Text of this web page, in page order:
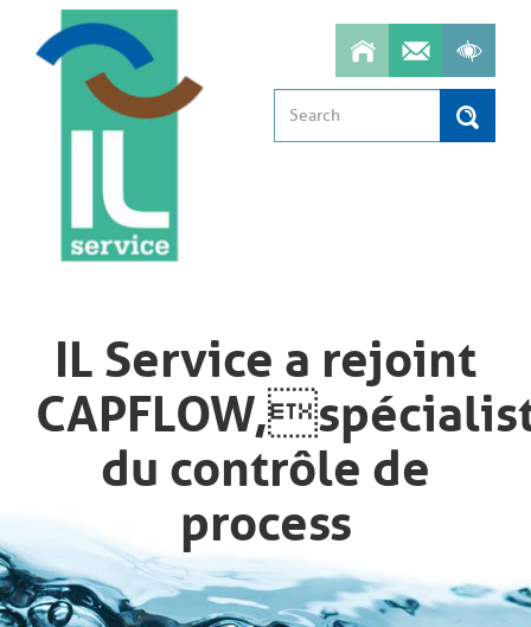
contenu
IL Service a rejoint
du contrôle de
process
Search